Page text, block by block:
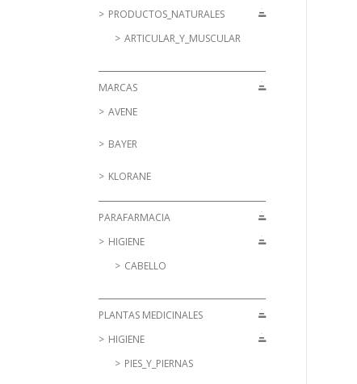
PRODUCTOS_NATURALES
ARTICULAR_Y_MUSCULAR
MARCAS
AVENE
BAYER
KLORANE
PARAFARMACIA
HIGIENE
CABELLO
PLANTAS MEDICINALES
HIGIENE
PIES_Y_PIERNAS